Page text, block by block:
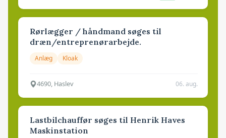
Rørlægger / håndmand søges til
dræn/entreprenørarbejde.
Anlæg Kloak
4690, Haslev 06. aug.
Lastbilchauffør søges til Henrik Haves
Maskinstation